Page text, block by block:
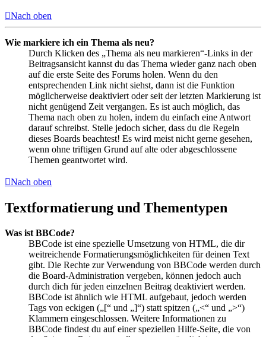
Nach oben
Wie markiere ich ein Thema als neu?
Durch Klicken des „Thema als neu markieren“-Links in der
Beitragsansicht kannst du das Thema wieder ganz nach oben
auf die erste Seite des Forums holen. Wenn du den
entsprechenden Link nicht siehst, dann ist die Funktion
möglicherweise deaktiviert oder seit der letzten Markierung ist
nicht genügend Zeit vergangen. Es ist auch möglich, das
Thema nach oben zu holen, indem du einfach eine Antwort
darauf schreibst. Stelle jedoch sicher, dass du die Regeln
dieses Boards beachtest! Es wird meist nicht gerne gesehen,
wenn ohne triftigen Grund auf alte oder abgeschlossene
Themen geantwortet wird.
Nach oben
Textformatierung und Thementypen
Was ist BBCode?
BBCode ist eine spezielle Umsetzung von HTML, die dir
weitreichende Formatierungsmöglichkeiten für deinen Text
gibt. Die Rechte zur Verwendung von BBCode werden durch
die Board-Administration vergeben, können jedoch auch
durch dich für jeden einzelnen Beitrag deaktiviert werden.
BBCode ist ähnlich wie HTML aufgebaut, jedoch werden
Tags von eckigen („[“ und „]“) statt spitzen („<“ und „>“)
Klammern eingeschlossen. Weitere Informationen zu
BBCode findest du auf einer speziellen Hilfe-Seite, die von